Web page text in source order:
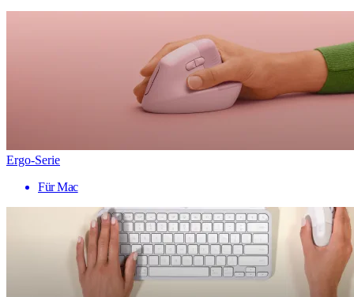
Ergo-Serie
Für Mac